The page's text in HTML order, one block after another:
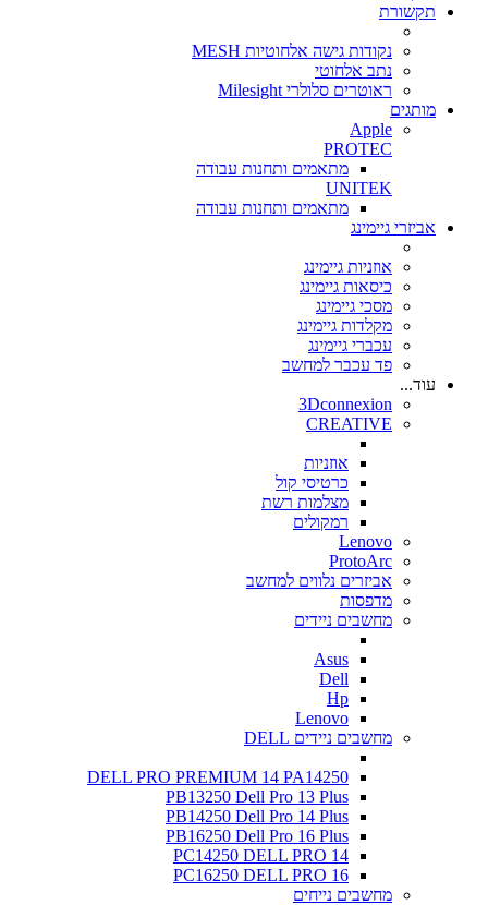
תקשורת
נקודות גישה אלחוטיות MESH
נתב אלחוטי
ראוטרים סלולרי Milesight
מותגים
Apple
PROTEC
מתאמים ותחנות עבודה
UNITEK
מתאמים ותחנות עבודה
אביזרי גיימינג
אוזניות גיימינג
כיסאות גיימינג
מסכי גיימינג
מקלדות גיימינג
עכברי גיימינג
פד עכבר למחשב
עוד...
3Dconnexion
CREATIVE
אוזניות
כרטיסי קול
מצלמות רשת
רמקולים
Lenovo
ProtoArc
אביזרים נלווים למחשב
מדפסות
מחשבים ניידים
Asus
Dell
Hp
Lenovo
מחשבים ניידים DELL
DELL PRO PREMIUM 14 PA14250
PB13250 Dell Pro 13 Plus
PB14250 Dell Pro 14 Plus
PB16250 Dell Pro 16 Plus
PC14250 DELL PRO 14
PC16250 DELL PRO 16
מחשבים נייחים